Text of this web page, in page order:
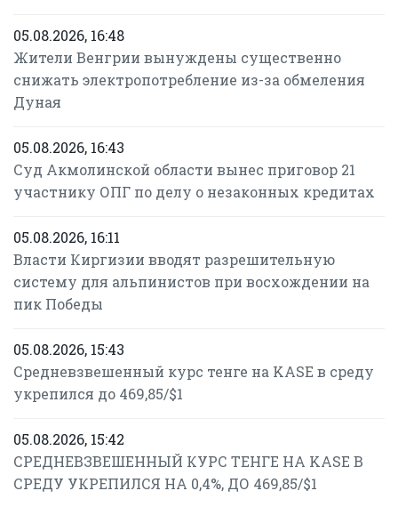
05.08.2026, 16:48
Жители Венгрии вынуждены существенно
снижать электропотребление из-за обмеления
Дуная
05.08.2026, 16:43
Суд Акмолинской области вынес приговор 21
участнику ОПГ по делу о незаконных кредитах
05.08.2026, 16:11
Власти Киргизии вводят разрешительную
систему для альпинистов при восхождении на
пик Победы
05.08.2026, 15:43
Средневзвешенный курс тенге на KASE в среду
укрепился до 469,85/$1
05.08.2026, 15:42
СРЕДНЕВЗВЕШЕННЫЙ КУРС ТЕНГЕ НА KASE В
СРЕДУ УКРЕПИЛСЯ НА 0,4%, ДО 469,85/$1